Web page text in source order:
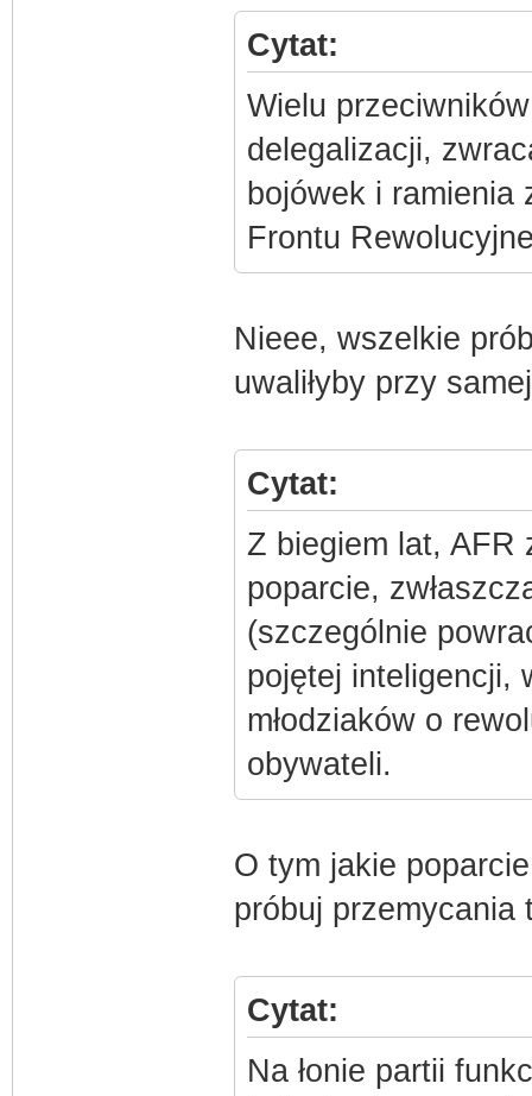
Cytat:
Wielu
delegalizacji,
bojówek i ramienia
Frontu
Nieee, wszelkie
uwaliłyby przy
Cytat:
Z biegiem lat, AFR
poparcie,
(szczególnie
pojętej inteligencji,
młodziaków o
obywateli.
O tym jakie
próbuj
Cytat:
Na łonie partii